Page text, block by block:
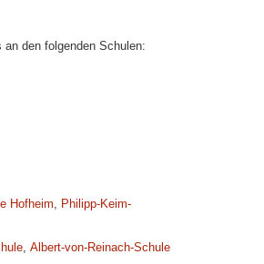
den folgenden Schulen:
Hofheim, Philipp-Keim-
, Albert-von-Reinach-Schule